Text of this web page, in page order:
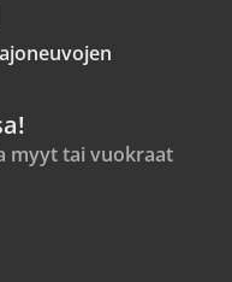
myyt tai vuokraat